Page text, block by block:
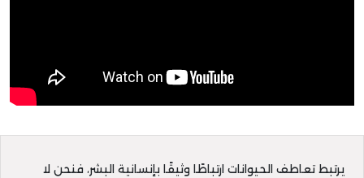
يرتبط تعاطف الحيوانات ارتباطًا وثيقًا بإنسانية البشر، فنحن لا